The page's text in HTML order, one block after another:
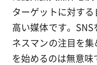
ターゲットに対す
高い媒体です。
ネスマンの注目を
を始めるのは無意味